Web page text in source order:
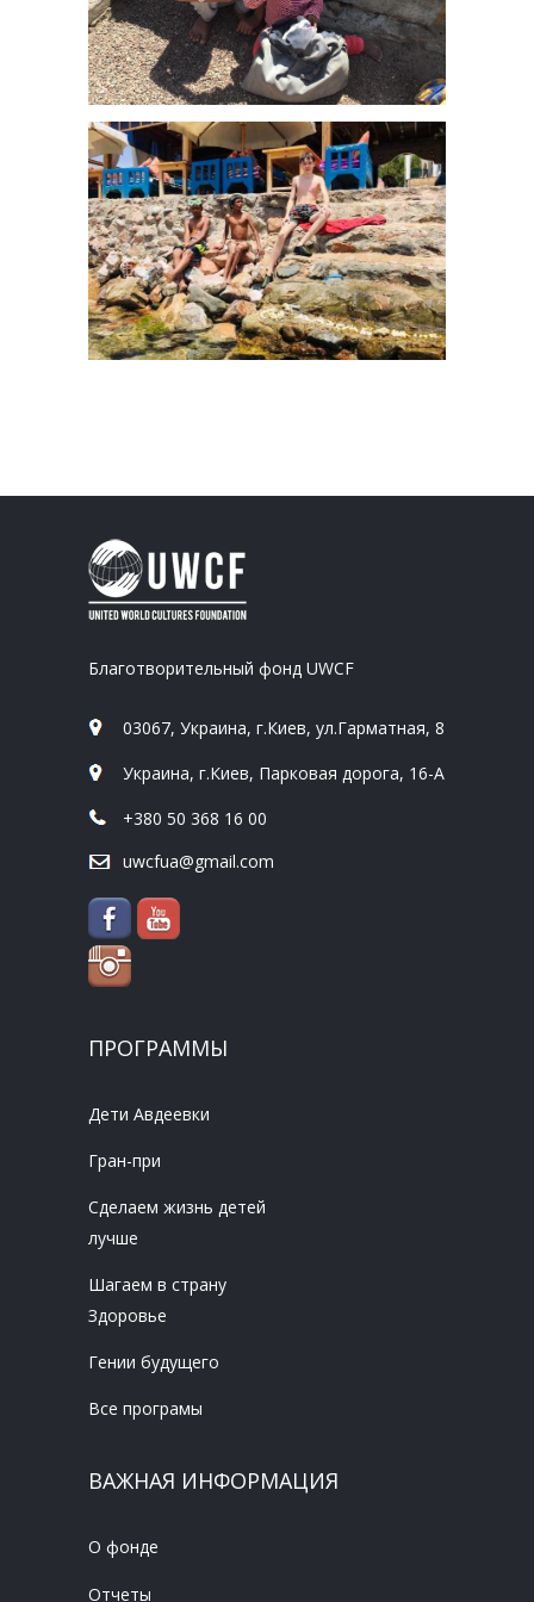
Благотворительный фонд UWCF
03067, Украина, г.Киев, ул.Гарматная, 8
Украина, г.Киев, Парковая дорога, 16-А
+380 50 368 16 00
uwcfua@gmail.com
ПРОГРАММЫ
Дети Авдеевки
Гран-при
Сделаем жизнь детей
лучше
Шагаем в страну
Здоровье
Гении будущего
Все програмы
ВАЖНАЯ ИНФОРМАЦИЯ
О фонде
Отчеты